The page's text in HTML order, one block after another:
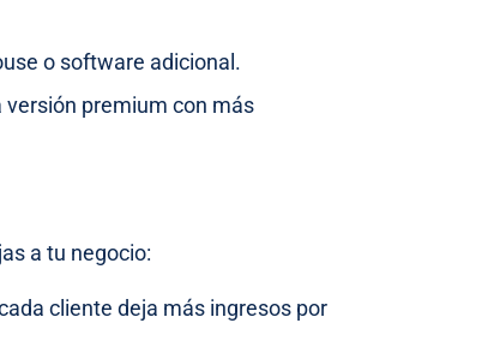
o software adicional.
premium con más
a tu negocio:
cliente deja más ingresos por